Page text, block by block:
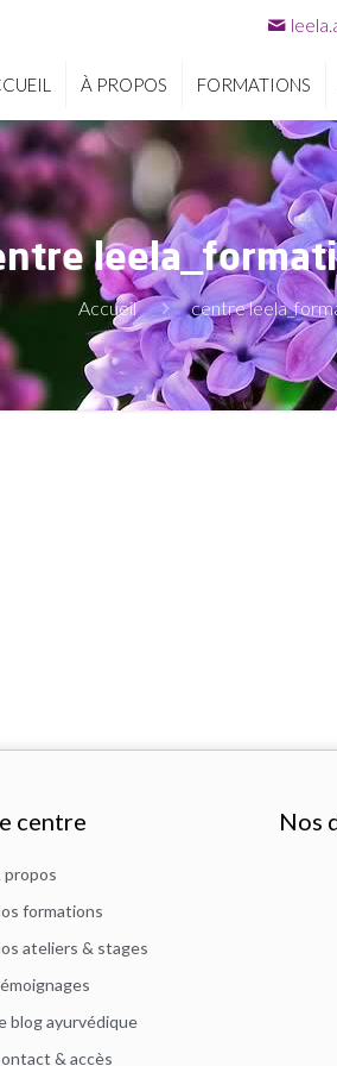
À PROPOS FORMATIONS
Accueil centre
centre
propos
formations
ateliers & stages
blog ayurvédique
& accès
Nos